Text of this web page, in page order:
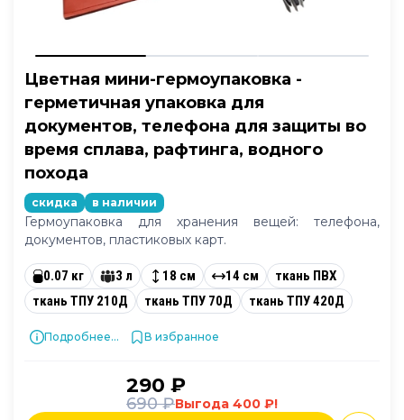
Цветная мини-гермоупаковка -
герметичная упаковка для
документов, телефона для защиты во
время сплава, рафтинга, водного
похода
скидка в наличии
Гермоупаковка для хранения вещей: телефона,
документов, пластиковых карт.
0.07 кг 3 л 18 см 14 см
ткань ПВХ
ткань ТПУ 210Д
ткань ТПУ 70Д ткань ТПУ 420Д
Подробнее... В избранное
290 ₽
690 ₽Выгода 400 ₽!